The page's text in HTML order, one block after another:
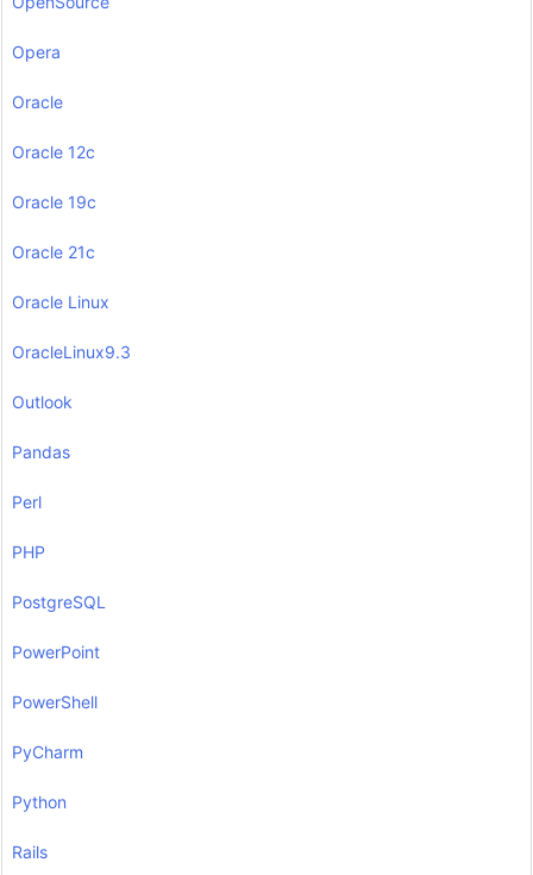
Opera
Oracle
Oracle 12c
Oracle 19c
Oracle 21c
Oracle Linux
OracleLinux9.3
Outlook
Pandas
Perl
PHP
PostgreSQL
PowerPoint
PowerShell
PyCharm
Python
Rails